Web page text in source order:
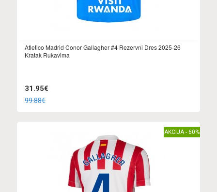
Atletico Madrid Conor Gallagher #4 Rezervni Dres 2025-26
Kratak Rukavima
31.95€
99.88€
AKCIJA - 60%